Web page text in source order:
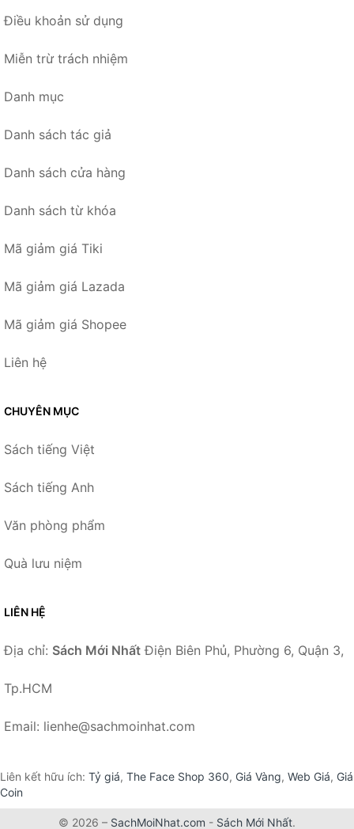
Điều khoản sử dụng
Miễn trừ trách nhiệm
Danh mục
Danh sách tác giả
Danh sách cửa hàng
Danh sách từ khóa
Mã giảm giá Tiki
Mã giảm giá Lazada
Mã giảm giá Shopee
Liên hệ
CHUYÊN MỤC
Sách tiếng Việt
Sách tiếng Anh
Văn phòng phẩm
Quà lưu niệm
LIÊN HỆ
Địa chỉ: Sách Mới Nhất Điện Biên Phủ, Phường 6, Quận 3,
Tp.HCM
Email: lienhe@sachmoinhat.com
Liên kết hữu ích: Tỷ giá, The Face Shop 360, Giá Vàng, Web Giá, Giá
Coin
© 2026 – SachMoiNhat.com - Sách Mới Nhất.